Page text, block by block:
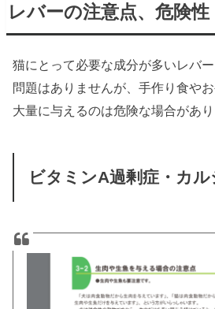
レバーの注意点、危険性
猫にとって必要な成分が多いレバ
問題はありませんが、手作り食や
大量に与えるのは危険な場合があり
ビタミンA過剰症・カ